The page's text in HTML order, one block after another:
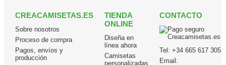
CREACAMISETAS.ES
Sobre nosotros
Proceso de compra
Pagos, envíos y
producción
TIENDA
ONLINE
Diseña en
línea ahora
Camisetas
personalizadas
CONTACTO
Tel: +34 665 617 305
Email: